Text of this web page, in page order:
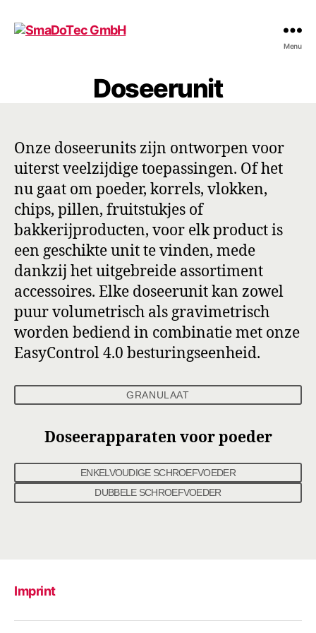
Menu
Doseerunit
Onze doseerunits zijn ontworpen voor
uiterst veelzijdige toepassingen. Of het
nu gaat om poeder, korrels, vlokken,
chips, pillen, fruitstukjes of
bakkerijproducten, voor elk product is
een geschikte unit te vinden, mede
dankzij het uitgebreide assortiment
accessoires. Elke doseerunit kan zowel
puur volumetrisch als gravimetrisch
worden bediend in combinatie met onze
EasyControl 4.0 besturingseenheid.
GRANULAAT
Doseerapparaten voor poeder
ENKELVOUDIGE SCHROEFVOEDER
DUBBELE SCHROEFVOEDER
Imprint